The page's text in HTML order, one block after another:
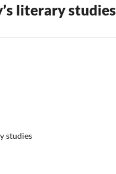
literary studies
studies